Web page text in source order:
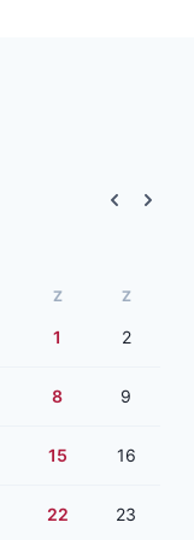
Z Z
1 2
8 9
15 16
22 23